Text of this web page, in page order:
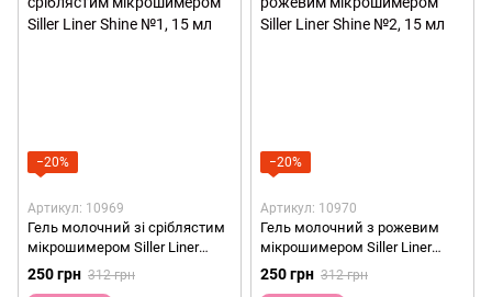
−20%
Артикул: 10969
Гель молочний зі сріблястим
мікрошимером Siller Liner
Shine №1, 15 мл
250 грн 312 грн
−20%
Артикул: 10970
Гель молочний з рожевим
мікрошимером Siller Liner
Shine №2, 15 мл
250 грн 312 грн